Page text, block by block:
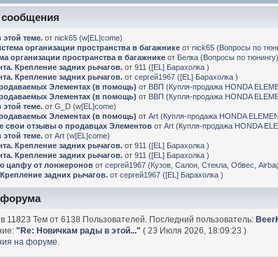
теме. отnick65 (w[EL]come)
организации пространства в багажнике отnick65 (Вопросы по
организации пространства в багажнике от Белка (Вопросы по тюнингу)
Крепление задних рычагов. от911 ([EL] Барахолка)
Крепление задних рычагов. отсергей1967 ([EL] Барахолка)
Элементах (в помощь) от ВВП (Купля-продажа HONDA
Элементах (в помощь) от ВВП (Купля-продажа HONDA
теме. отG_D (w[EL]come)
Элементах (в помощь) отArt (Купля-продажа HONDA
свои отзывы о продавцах Элементов отArt (Купля-продажа HONDA
теме. отArt (w[EL]come)
Крепление задних рычагов. от911 ([EL] Барахолка)
Крепление задних рычагов. от911 ([EL] Барахолка)
цапфу от лонжеронов отсергей1967 (Кузов, Салон, Стекла, Обвес,
задних рычагов. отсергей1967 ([EL] Барахолка)
форума
11823 Тем от 6138 Пользователей. Последний пользователь:
" Re: Новичкам рады в этой..." ( 23 Июля 2026, 18:09:23 )
на форуме.